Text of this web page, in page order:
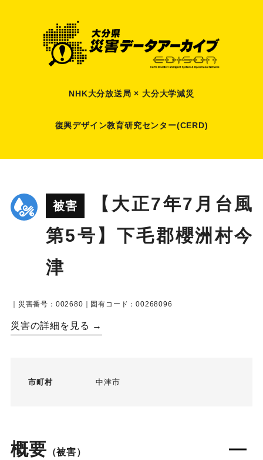
NHK大分放送局 × 大分大学減災
復興デザイン教育研究センター(CERD)
被害
【大正7年7月台風
第5号】下毛郡櫻洲村今
津
｜災害番号：002680｜固有コード：00268096
災害の詳細を見る →
市町村 中津市
概要 （被害）